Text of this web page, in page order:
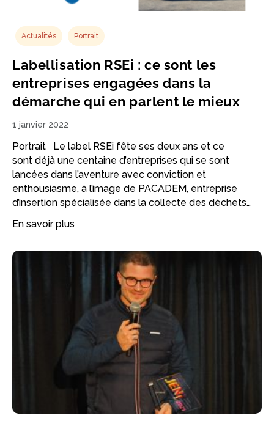
Actualités Portrait
Labellisation RSEi : ce sont les
entreprises engagées dans la
démarche qui en parlent le mieux
1 janvier 2022
Portrait Le label RSEi fête ses deux ans et ce
sont déjà une centaine d’entreprises qui se sont
lancées dans l’aventure avec conviction et
enthousiasme, à l’image de PACADEM, entreprise
d’insertion spécialisée dans la collecte des déchets…
En savoir plus